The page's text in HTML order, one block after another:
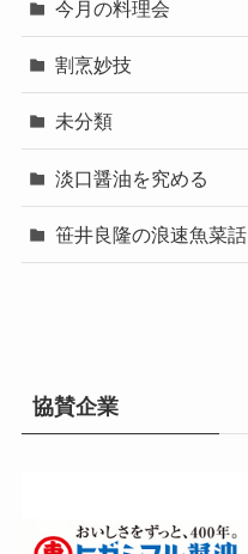
今月の料理会
割烹妙技
未分類
淡口醤油を究める
笹井良隆の浪速魚菜話
協賛企業